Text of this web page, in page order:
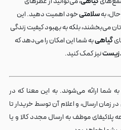
بهسلامتیخود اهمیت دهید. این
می‌بخشند، بلکه به بهبود کیفیت زندگی
گیاهیبه شما این امکان را می‌دهد که
زیستنیز کمک کنید.
ارائه می‌شوند. به این معنا که در
زمان ارسال، و اعلام آن توسط خریدار تا
پلاکیفای موظف به ارسال مجدد کالا و یا